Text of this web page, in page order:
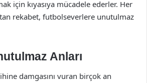
için kıyasıya mücadele ederler. Her
rekabet, futbolseverlere unutulmaz
Anları
damgasını vuran birçok an